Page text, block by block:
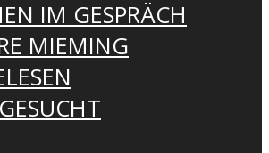
IM GESPRÄCH
MIEMING